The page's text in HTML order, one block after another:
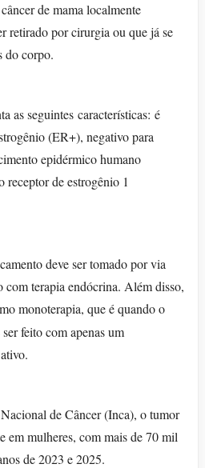
de mama localmente
retirado por cirurgia ou que já se
do corpo.
as seguintes características: é
(ER+), negativo para
epidérmico humano
de estrogênio 1
deve ser tomado por via
com terapia endócrina. Além disso,
monoterapia, que é quando o
feito com apenas um
de Câncer (Inca), o tumor
em mulheres, com mais de 70 mil
de 2023 e 2025.